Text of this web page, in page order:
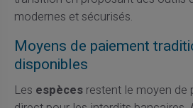
modernes et sécurisés.
Moyens de paiement
disponibles
Les espècesrestent le moyen de